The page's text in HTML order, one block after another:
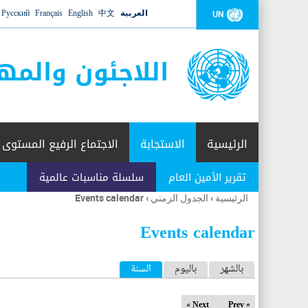
UN العربية 中文
English
Français
Русский
اللاجئون
الرئيسية الاستجابة
تقرير الأمين العام سلسلة مناسبات عالمية
الاجتماع الرفيع المستوى
أنت
هنا
الرئيسية › الجدول الزمني ›
Events calendar
Events calendar
ا
ل
بالشهر باليوم السنة (علامة التبويب النشطة)